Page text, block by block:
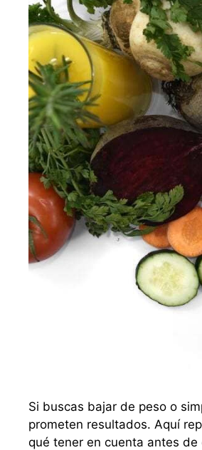
Si buscas bajar de peso o
prometen resultados. Aquí
qué tener en cuenta antes de